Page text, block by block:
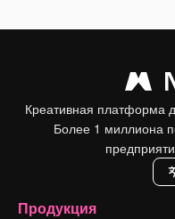
Креативная платформа
Более 1 миллиона
Продукция